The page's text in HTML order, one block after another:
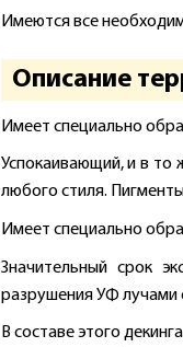
Имеются все
Описание
Имеет специально
Успокаивающий, и в то
любого стиля.
Имеет специально
Значительный срок
разрушения УФ лучами
В составе этого